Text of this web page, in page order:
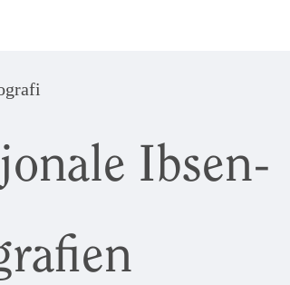
Ibsen-